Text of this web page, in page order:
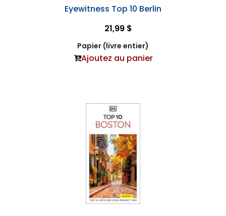
Eyewitness Top 10 Berlin
21,99 $
Papier (livre entier)
Ajoutez au panier